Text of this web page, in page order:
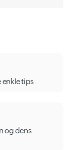
enkle tips
og dens